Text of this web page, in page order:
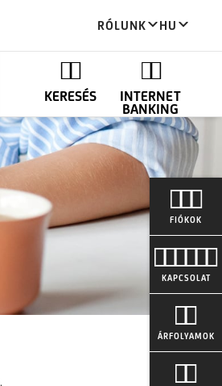
RÓLUNK HU
KERESÉS
INTERNET
BANKING
FIÓKOK
KAPCSOLAT
ÁRFOLYAMOK